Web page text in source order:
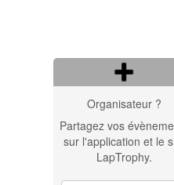
Organisateur ?
Partagez vos
sur l'application et le
LapTrophy.